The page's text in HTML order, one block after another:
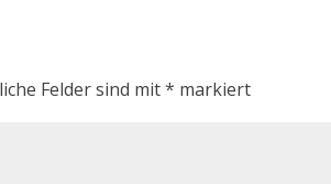
Felder sind mit* markiert